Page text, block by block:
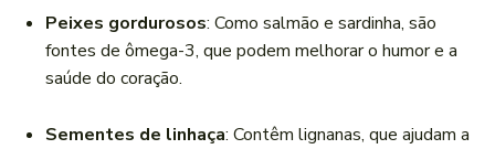
Peixes gordurosos: Como salmão e sardinha, são
fontes de ômega-3, que podem melhorar o humor e a
saúde do coração.
Sementes de linhaça: Contêm lignanas, que ajudam a